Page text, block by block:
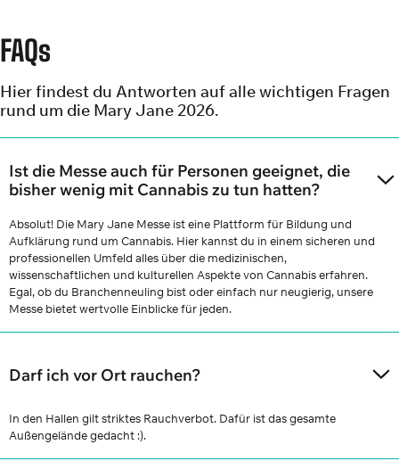
FAQs
Hier findest du Antworten auf alle wichtigen Fragen
rund um die Mary Jane 2026.
Ist die Messe auch für Personen geeignet, die
bisher wenig mit Cannabis zu tun hatten?
Absolut! Die Mary Jane Messe ist eine Plattform für Bildung und
Aufklärung rund um Cannabis. Hier kannst du in einem sicheren und
professionellen Umfeld alles über die medizinischen,
wissenschaftlichen und kulturellen Aspekte von Cannabis erfahren.
Egal, ob du Branchenneuling bist oder einfach nur neugierig, unsere
Messe bietet wertvolle Einblicke für jeden.
Darf ich vor Ort rauchen?
In den Hallen gilt striktes Rauchverbot. Dafür ist das gesamte
Außengelände gedacht :).